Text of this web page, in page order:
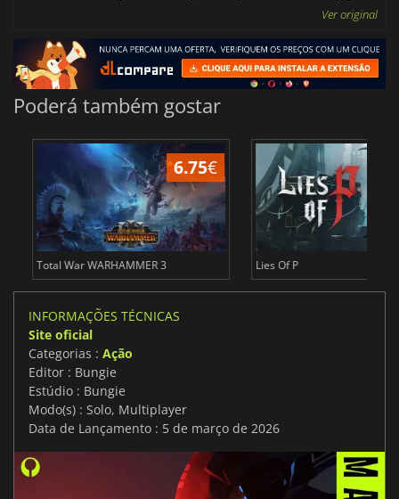
Ver original
Poderá também gostar
6.75€
Total War WARHAMMER 3 Lies Of P
INFORMAÇÕES TÉCNICAS
Site oficial
Categorias : Ação
Editor : Bungie
Estúdio : Bungie
Modo(s) : Solo, Multiplayer
Data de Lançamento : 5 de março de 2026